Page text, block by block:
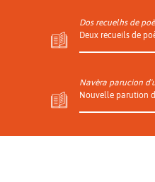
Dos recuelhs de
Deux recueils de
Navèra parucion
Nouvelle parution